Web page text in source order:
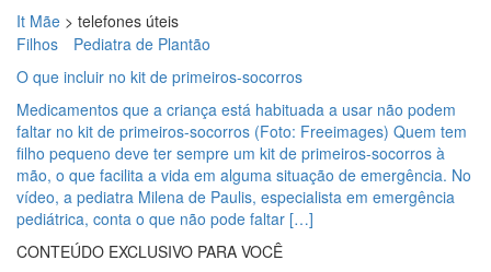
It Mãe > telefones úteis
Filhos
Pediatra de Plantão
O que incluir no kit de primeiros-socorros
Medicamentos que a criança está habituada a usar não podem
faltar no kit de primeiros-socorros (Foto: Freeimages) Quem tem
filho pequeno deve ter sempre um kit de primeiros-socorros à
mão, o que facilita a vida em alguma situação de emergência. No
vídeo, a pediatra Milena de Paulis, especialista em emergência
pediátrica, conta o que não pode faltar […]
CONTEÚDO EXCLUSIVO PARA VOCÊ